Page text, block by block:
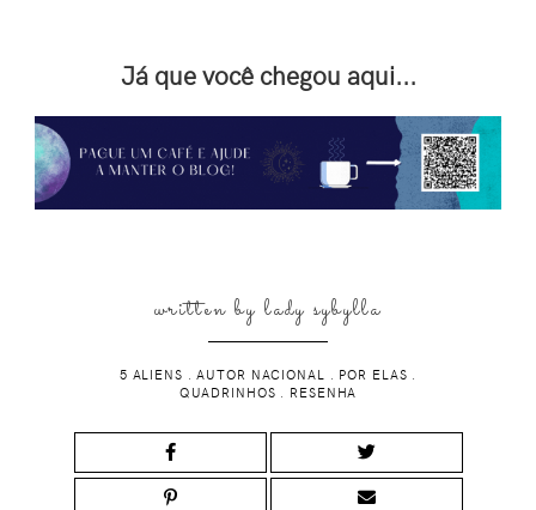
Já que você chegou aqui...
written bylady sybylla
5 ALIENS .AUTOR NACIONAL POR ELAS
QUADRINHOS
RESENHA